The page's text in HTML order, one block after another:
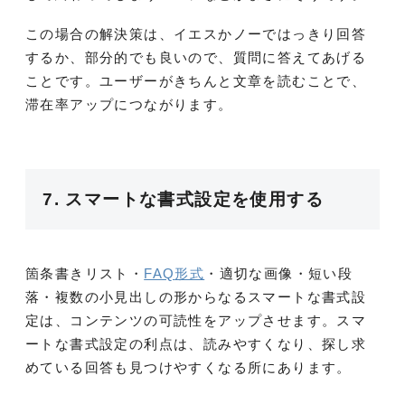
この場合の解決策は、イエスかノーではっきり回答
するか、部分的でも良いので、質問に答えてあげる
ことです。ユーザーがきちんと文章を読むことで、
滞在率アップにつながります。
7. スマートな書式設定を使用する
箇条書きリスト・ FAQ形式 ・適切な画像・短い段
落・複数の小見出しの形からなるスマートな書式設
定は、コンテンツの可読性をアップさせます。スマ
ートな書式設定の利点は、読みやすくなり、探し求
めている回答も見つけやすくなる所にあります。